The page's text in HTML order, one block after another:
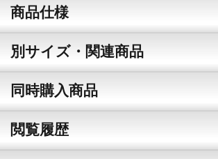
商品仕様
別サイズ・関連商品
同時購入商品
閲覧履歴